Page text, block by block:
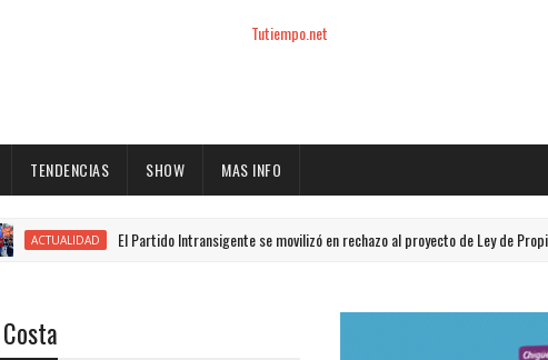
Tutiempo.net
TENDENCIAS SHOW MAS INFO
El Partido Intransigente se movilizó en rechazo al proyecto de Ley de Propiedad Privada